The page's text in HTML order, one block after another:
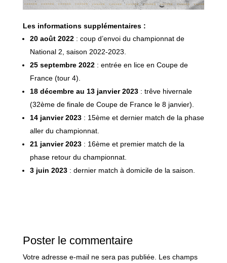
Les informations supplémentaires :
20 août 2022: coup d’envoi du championnat de
National 2, saison 2022-2023.
25 septembre 2022: entrée en lice en Coupe de
France (tour 4).
18 décembre au 13 janvier 2023: trêve hivernale
(32ème de finale de Coupe de France le 8 janvier).
14 janvier 2023: 15ème et dernier match de la phase
aller du championnat.
21 janvier 2023: 16ème et premier match de la
phase retour du championnat.
3 juin 2023: dernier match à domicile de la saison.
Poster le commentaire
Votre adresse e-mail ne sera pas publiée. Les champs